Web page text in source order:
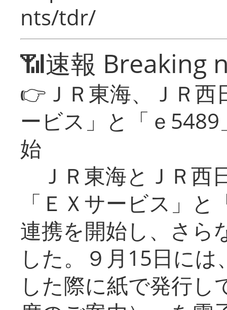
nts/tdr/
📶速報 Breaking
👉ＪＲ東海、ＪＲ
ービス」と「ｅ
始
ＪＲ東海とＪＲ西
「ＥＸサービス」
連携を開始し、さら
した。９月15日に
した際に紙で発行し